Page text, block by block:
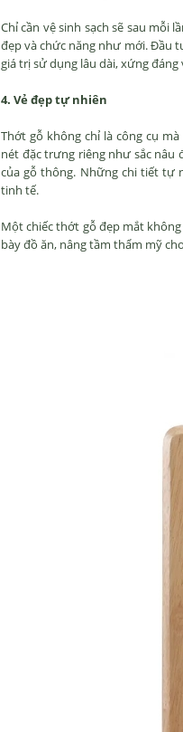
Chỉ cần vệ sinh sạch sẽ sau
đẹp và chức năng như mới. Đầu
giá trị sử dụng lâu dài, xứng đáng
4. Vẻ đẹp tự nhiên
Thớt gỗ không chỉ là công cụ
nét đặc trưng riêng như sắc nâu
của gỗ thông. Những chi tiết tự
tinh tế.
Một chiếc thớt gỗ đẹp mắt
bày đồ ăn, nâng tầm thẩm mỹ